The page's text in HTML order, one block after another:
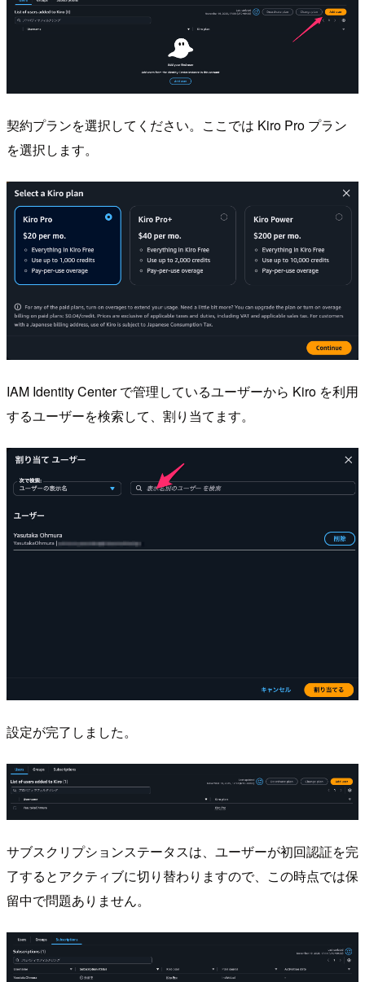
契約プランを選択してください。ここでは Kiro Pro プラン
を選択します。
IAM Identity Center で管理しているユーザーから Kiro を利用
するユーザーを検索して、割り当てます。
設定が完了しました。
サブスクリプションステータスは、ユーザーが初回認証を完
了するとアクティブに切り替わりますので、この時点では保
留中で問題ありません。